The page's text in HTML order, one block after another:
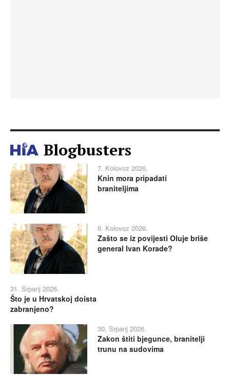
Blogbusters
7. Kolovoz 2026.
Knin mora pripadati
braniteljima
6. Kolovoz 2026.
Zašto se iz povijesti Oluje briše
general Ivan Korade?
31. Srpanj 2026.
Što je u Hrvatskoj doista
zabranjeno?
30. Srpanj 2026.
Zakon štiti bjegunce, branitelji
trunu na sudovima